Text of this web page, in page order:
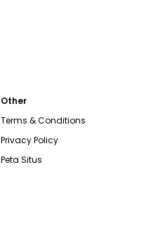
Other
Terms & Conditions
Privacy Policy
Peta Situs